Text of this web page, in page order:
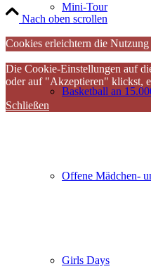
Mini-Tour
Basketball an
Offene Mädchen-
Girls Days
Nach oben scrollen
Cookies erleichtern die
Die Cookie-Einstellungen auf
oder auf "Akzeptieren" klickst,
Schließen